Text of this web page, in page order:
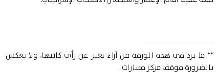
** ما يرد في هذه الورقة من آراء يعبر عن رأي كاتبها، ولا يعكس
بالضرورة موقف مركز مسارات.